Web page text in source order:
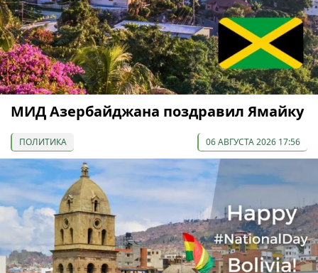
МИД Азербайджана поздравил Ямайку
ПОЛИТИКА 06 АВГУСТА 2026 17:56